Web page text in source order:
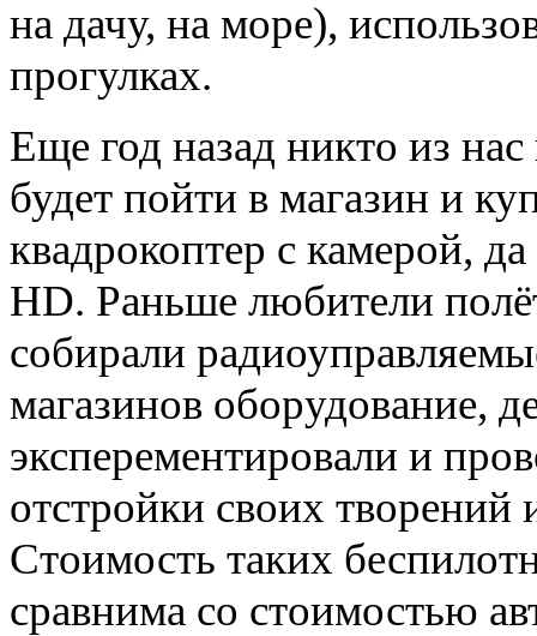
на дачу, на море),
прогулках.
Еще год назад никто из
будет пойти в магазин и
квадрокоптер с камерой,
HD. Раньше любители
собирали
магазинов оборудование,
эксперементировали и
отстройки своих творений
Стоимость таких
сравнима со стоимостью